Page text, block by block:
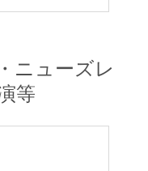
ニューズレ
等